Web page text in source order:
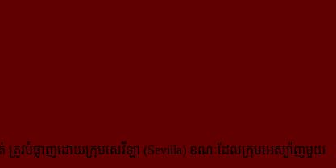
ត់ ត្រូវបំផ្លាញដោយក្រុមសេវីឡា (Sevilla) ខណៈដែលក្រុមអេស្ប៉ាញមួយ